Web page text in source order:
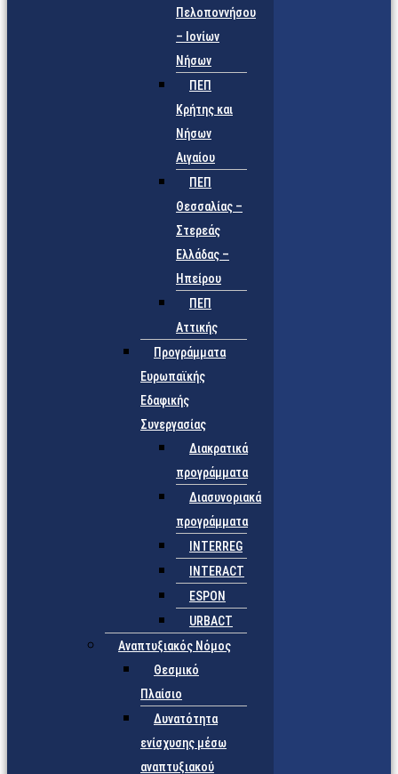
Πελοποννήσου
– Ιονίων
Νήσων
ΠΕΠ
Κρήτης και
Νήσων
Αιγαίου
ΠΕΠ
Θεσσαλίας –
Στερεάς
Ελλάδας –
Ηπείρου
ΠΕΠ
Αττικής
Προγράμματα
Ευρωπαϊκής
Εδαφικής
Συνεργασίας
Διακρατικά
προγράμματα
Διασυνοριακά
προγράμματα
INTERREG
INTERACT
ESPON
URBACT
Αναπτυξιακός Νόμος
Θεσμικό
Πλαίσιο
Δυνατότητα
ενίσχυσης μέσω
αναπτυξιακού